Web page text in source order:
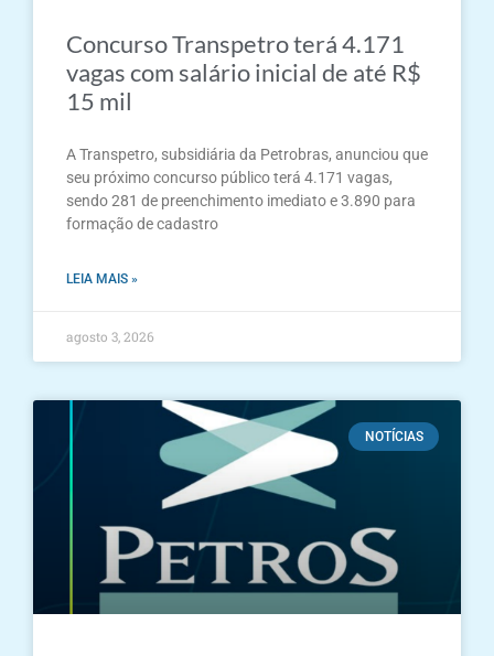
Concurso Transpetro terá 4.171
vagas com salário inicial de até R$
15 mil
A Transpetro, subsidiária da Petrobras, anunciou que
seu próximo concurso público terá 4.171 vagas,
sendo 281 de preenchimento imediato e 3.890 para
formação de cadastro
LEIA MAIS »
agosto 3, 2026
NOTÍCIAS